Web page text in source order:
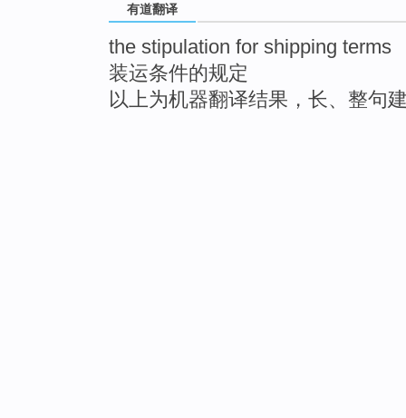
有道翻译
the stipulation for shipping terms
装运条件的规定
以上为机器翻译结果，长、整句